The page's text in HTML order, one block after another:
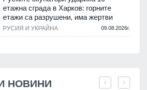
етажна сграда в Харков: горните
етажи са разрушени, има жертви
РУСИЯ И УКРАЙНА 09.08.2026г.
НОВИНИ